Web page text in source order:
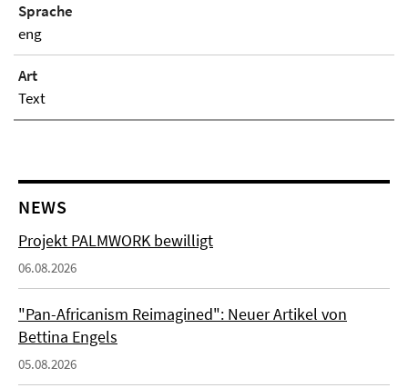
Sprache
eng
Art
Text
NEWS
Projekt PALMWORK bewilligt
06.08.2026
"Pan-Africanism Reimagined": Neuer Artikel von
Bettina Engels
05.08.2026